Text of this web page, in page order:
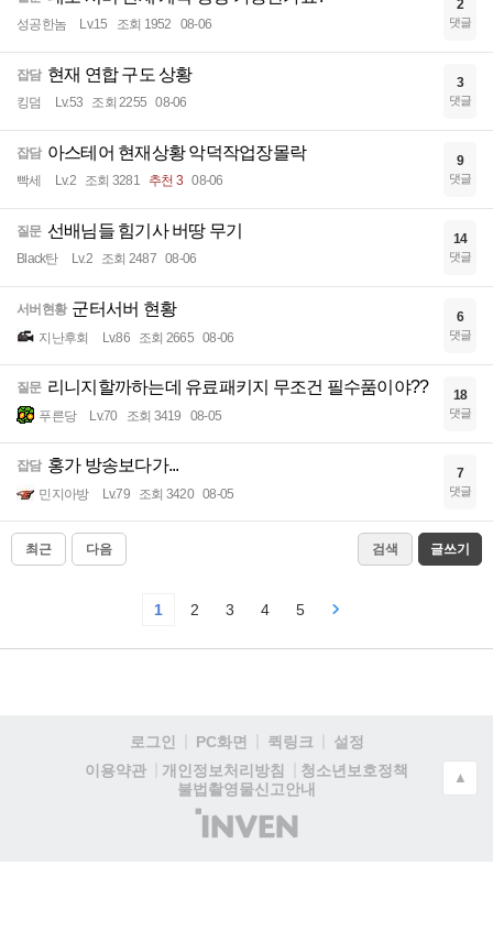
성공한놈 Lv.15 조회 1952 08-06
2
댓글
잡담 현재 연합 구도 상황
킹덤 Lv.53 조회 2255 08-06
3
댓글
잡담 아스테어 현재상황 악덕작업장몰락
빡세 Lv.2 조회 3281 추천 3 08-06
9
댓글
질문 선배님들 힘기사 버땅 무기
Black탄 Lv.2 조회 2487 08-06
14
댓글
서버현황 군터서버 현황
지난후회 Lv.86 조회 2665 08-06
6
댓글
질문 리니지할까하는데 유료패키지 무조건 필수품이야??
푸른당 Lv.70 조회 3419 08-05
18
댓글
잡담 홍가 방송보다가...
민지아방 Lv.79 조회 3420 08-05
7
댓글
최근 다음 검색 글쓰기
1 2 3 4 5
로그인 PC화면 퀵링크
설정
이용약관
개인정보처리방침
청소년보호정책
불법촬영물신고안내
(주)
인
▲